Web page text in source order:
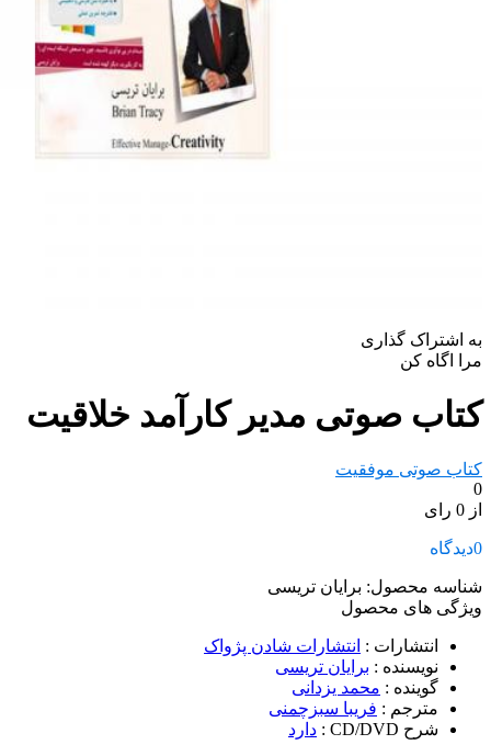
به اشتراک گذاری
مرا اگاه کن
کتاب صوتی مدیر کارآمد خلاقیت
کتاب صوتی موفقیت
0
از 0 رای
0دیدگاه
شناسه محصول: برایان تریسی
ویژگی های محصول
انتشارات : انتشارات شادن پژواک
نویسنده : برایان تریسی
گوینده : محمد یزدانی
مترجم : فریبا سبزچمنی
شرح CD/DVD
: دارد